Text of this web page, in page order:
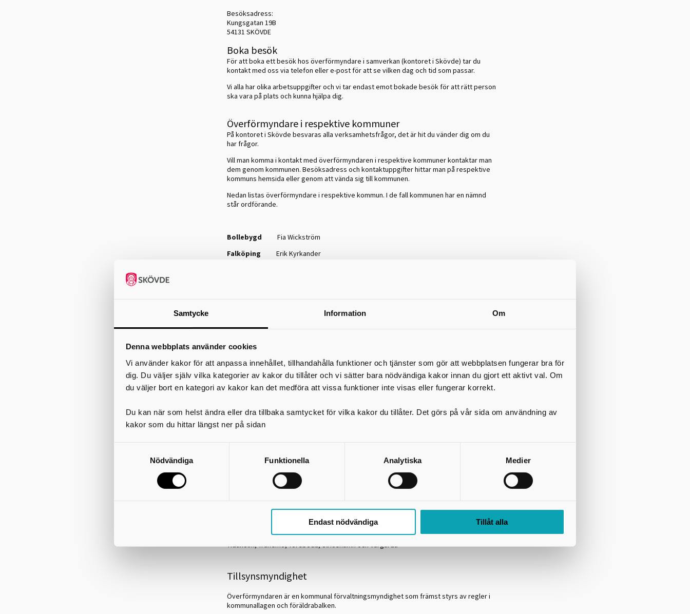
Samtycke Information Om
Denna webbplats använder cookies
Vi använder kakor för att anpassa innehållet, tillhandahålla funktioner och tjänster som gör att webbplatsen fungerar bra för
dig. Du väljer själv vilka kategorier av kakor du tillåter och vi sätter bara nödvändiga kakor innan du gjort ett aktivt val. Om
du väljer bort en kategori av kakor kan det medföra att vissa funktioner inte visas eller fungerar korrekt.
Du kan när som helst ändra eller dra tillbaka samtycket för vilka kakor du tillåter. Det görs på vår sida om användning av
kakor som du hittar längst ner på sidan
Nödvändiga Funktionella Analytiska Medier
Endast nödvändiga Tillåt alla
Besöksadress:
Kungsgatan 19B
54131 SKÖVDE
Boka besök
För att boka ett besök hos överförmyndare i samverkan (kontoret i Skövde) tar du
kontakt med oss via telefon eller e-post för att se vilken dag och tid som passar.
Vi alla har olika arbetsuppgifter och vi tar endast emot bokade besök för att rätt person
ska vara på plats och kunna hjälpa dig.
Överförmyndare i respektive kommuner
På kontoret i Skövde besvaras alla verksamhetsfrågor, det är hit du vänder dig om du
har frågor.
Vill man komma i kontakt med överförmyndaren i respektive kommuner kontaktar man
dem genom kommunen. Besöksadress och kontaktuppgifter hittar man på respektive
kommuns hemsida eller genom att vända sig till kommunen.
Nedan listas överförmyndare i respektive kommun. I de fall kommunen har en nämnd
står ordförande.
Bollebygd Fia Wickström
Falköping
Erik Kyrkander
Skövde
TibroBengt Ferm
TidaholmTommy Larsson
TörebodaAnne-Marie Lundin
Överförmyndare i samverkan, Öis grundades den 1 januari 2007 och har sedan starten
utökat verksamheten. Idag ingår 14 samverkanskommuner.
Bollebygd, Falköping, Gullspång, Herrljunga, Hjo, Mariestad, Svenljunga, Skövde, Tibro
Tidaholm, Tranemo, Töreboda, Ulricehamn och Vårgårda
Tillsynsmyndighet
Överförmyndaren är en kommunal förvaltningsmyndighet som främst styrs av regler i
kommunallagen och föräldrabalken.